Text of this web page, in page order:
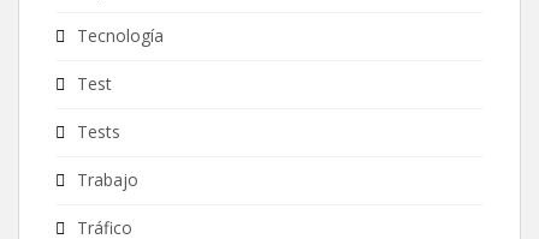
Tecnología
Test
Tests
Trabajo
Tráfico